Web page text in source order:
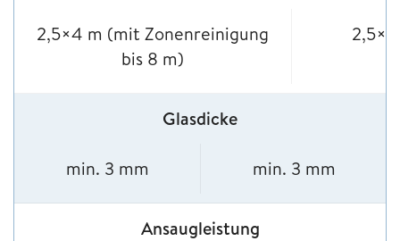
2,5×4 m (mit Zonenreinigung
bis 8 m)
Glasdicke
min. 3 mm min. 3 mm
Ansaugleistung